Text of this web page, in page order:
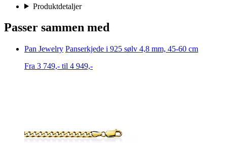
Produktdetaljer
Passer sammen med
Pan Jewelry Panserkjede i 925 sølv 4,8 mm, 45-60 cm
Fra 3 749,- til 4 949,-